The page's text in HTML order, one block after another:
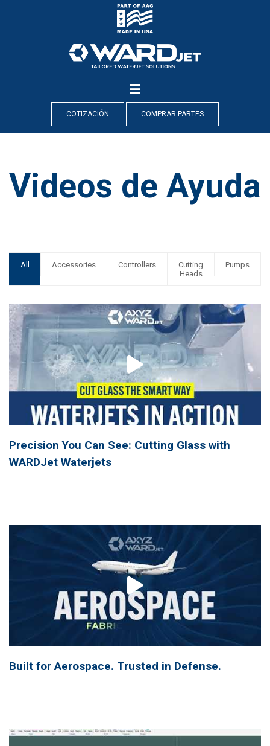
COTIZACIÓN COMPRAR PARTES
Videos de Ayuda
All Accessories Controllers
Cutting
Heads
Pumps
Precision You Can See: Cutting Glass with
WARDJet Waterjets
Built for Aerospace. Trusted in Defense.